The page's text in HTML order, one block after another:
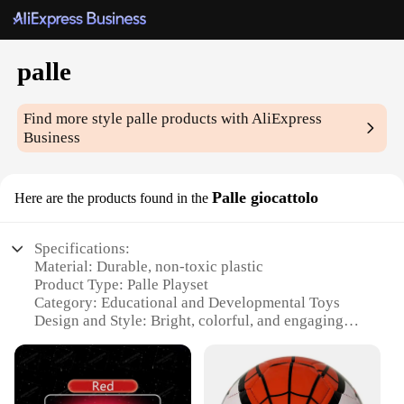
palle
Find more stylepalle products with AliExpress
Business
Here are the products found in the Palle giocattolo
Specifications:
Material: Durable, non-toxic plastic
Product Type: Palle Playset
Category: Educational and Developmental Toys
Design and Style: Bright, colorful, and engaging
eye coordination, and problem-solving
Typical Adaptive Scenario: Ideal for children aged
18 months to 5 years